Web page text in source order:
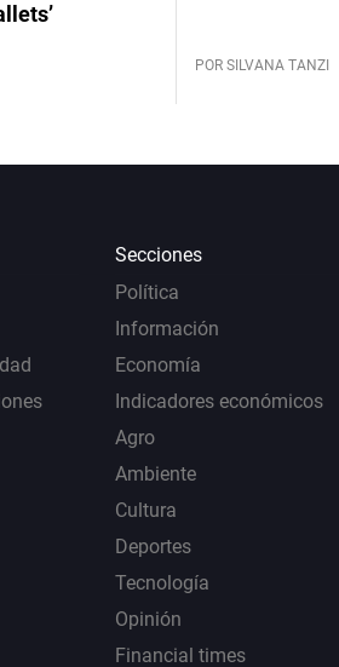
POR SILVANA TANZI
Secciones
Política
Información
Economía
Indicadores económicos
Agro
Ambiente
Cultura
Deportes
Tecnología
Opinión
Financial times